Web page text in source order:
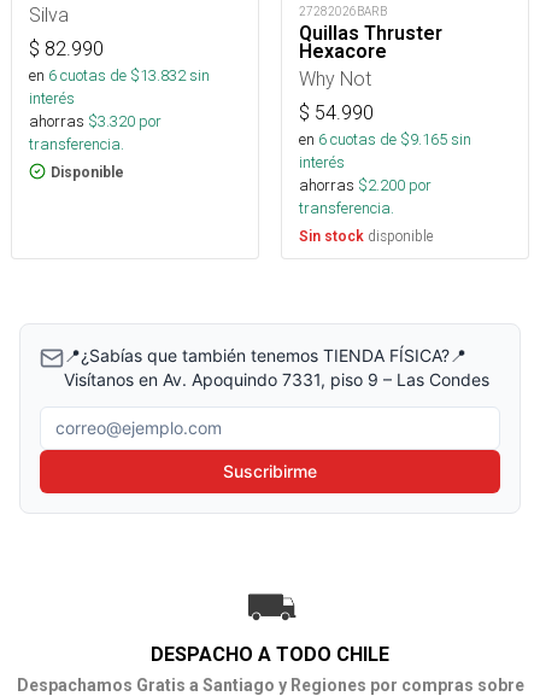
Silva
$ 82.990
en 6cuotas de $13.832sin
interés
ahorras $3.320 por
transferencia.
Disponible
27282026BARB
Quillas Thruster
Hexacore
Why Not
$ 54.990
en 6cuotas de $9.165sin
interés
ahorras $2.200 por
transferencia.
Sin stock disponible
📍¿Sabías que también tenemos TIENDA FÍSICA?📍
Visítanos en Av. Apoquindo 7331, piso 9 – Las Condes
Correo electrónico
Suscribirme
DESPACHO A TODO CHILE
Despachamos Gratis a Santiago y Regiones por compras sobre